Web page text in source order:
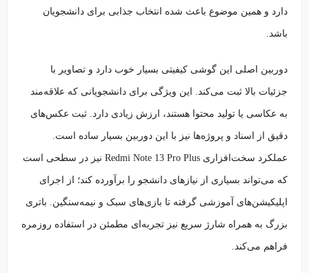
دارد و همین موضوع باعث شده انتخاب جذابی برای دانشجویان
باشد.
دوربین اصلی این گوشی کیفیتی بسیار خوب دارد و تصاویر با
جزئیات بالا ثبت می‌کند. این ویژگی برای دانشجویانی که علاقه‌مند
به عکاسی یا تولید محتوا هستند، ارزش زیادی دارد. ثبت عکس‌های
دقیق از اسناد و پروژه‌ها نیز با این دوربین بسیار ساده است.
عملکرد سخت‌افزاری Redmi Note 13 Pro Plus نیز در سطحی است
که می‌تواند بسیاری از نیازهای دانشجو را برآورده کند؛ از اجرای
اپلیکیشن‌های آموزشی گرفته تا بازی‌های سبک و نیمه‌سنگین. باتری
بزرگ به همراه شارژ سریع نیز تجربه‌ای مطمئن در استفاده روزمره
فراهم می‌کند.